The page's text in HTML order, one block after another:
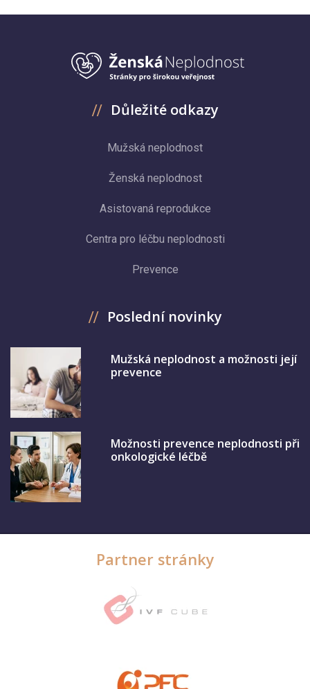
Důležité odkazy
Mužská neplodnost
Ženská neplodnost
Asistovaná reprodukce
Centra pro léčbu neplodnosti
Prevence
Poslední novinky
Mužská neplodnost a možnosti její
prevence
Možnosti prevence neplodnosti při
onkologické léčbě
Partner stránky